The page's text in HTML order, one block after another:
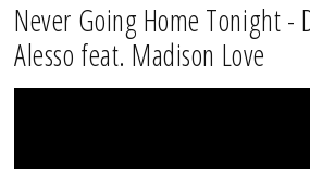
Never Going Home Tonight -
Alesso feat. Madison Love